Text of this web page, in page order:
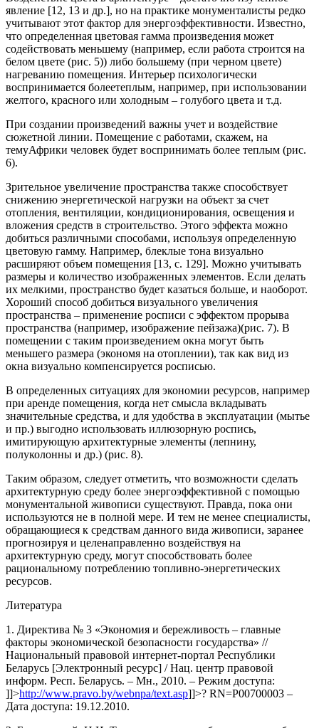
явление [12, 13 и др.], но на практике монументалисты редко
учитывают этот фактор для энергоэффективности. Известно,
что определенная цветовая гамма произведения может
содействовать меньшему (например, если работа строится на
белом цвете (рис. 5)) либо большему (при черном цвете)
нагреванию помещения. Интерьер психологически
воспринимается болеетеплым, например, при использовании
желтого, красного или холодным – голубого цвета и т.д.
При создании произведений важны учет и воздействие
сюжетной линии. Помещение с работами, скажем, на
темуАфрики человек будет воспринимать более теплым (рис.
6).
Зрительное увеличение пространства также способствует
снижению энергетической нагрузки на объект за счет
отопления, вентиляции, кондиционирования, освещения и
вложения средств в строительство. Этого эффекта можно
добиться различными способами, используя определенную
цветовую гамму. Например, блеклые тона визуально
расширяют объем помещения [13, c. 129]. Можно учитывать
размеры и количество изображенных элементов. Если делать
их мелкими, пространство будет казаться больше, и наоборот.
Хороший способ добиться визуального увеличения
пространства – применение росписи с эффектом прорыва
пространства (например, изображение пейзажа)(рис. 7). В
помещении с таким произведением окна могут быть
меньшего размера (экономя на отоплении), так как вид из
окна визуально компенсируется росписью.
В определенных ситуациях для экономии ресурсов, например
при аренде помещения, когда нет смысла вкладывать
значительные средства, и для удобства в эксплуатации (мытье
и пр.) выгодно использовать иллюзорную роспись,
имитирующую архитектурные элементы (лепнину,
полуколонны и др.) (рис. 8).
Таким образом, следует отметить, что возможности сделать
архитектурную среду более энергоэффективной с помощью
монументальной живописи существуют. Правда, пока они
используются не в полной мере. И тем не менее специалисты,
обращающиеся к средствам данного вида живописи, заранее
прогнозируя и целенаправленно воздействуя на
архитектурную среду, могут способствовать более
рациональному потреблению топливно-энергетических
ресурсов.
Литература
1. Директива № 3 «Экономия и бережливость – главные
факторы экономической безопасности государства» //
Национальный правовой интернет-портал Республики
Беларусь [Электронный ресурс] / Нац. центр правовой
информ. Респ. Беларусь. – Мн., 2010. – Режим доступа:
]]>http://www.pravo.by/webnpa/text.asp]]>? RN=P00700003 –
Дата доступа: 19.12.2010.